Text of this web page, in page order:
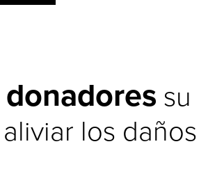
su
los daños